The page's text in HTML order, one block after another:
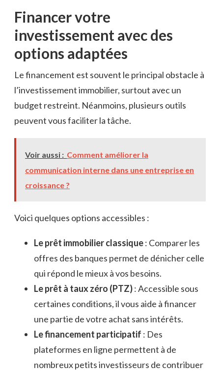
Financer votre
investissement avec des
options adaptées
Le financement est souvent le principal obstacle à
l’investissement immobilier, surtout avec un
budget restreint. Néanmoins, plusieurs outils
peuvent vous faciliter la tâche.
Voir aussi : Comment améliorer la
communication interne dans une entreprise en
croissance ?
Voici quelques options accessibles :
Le prêt immobilier classique: Comparer les
offres des banques permet de dénicher celle
qui répond le mieux à vos besoins.
Le prêt à taux zéro (PTZ): Accessible sous
certaines conditions, il vous aide à financer
une partie de votre achat sans intérêts.
Le financement participatif : Des
plateformes en ligne permettent à de
nombreux petits investisseurs de contribuer